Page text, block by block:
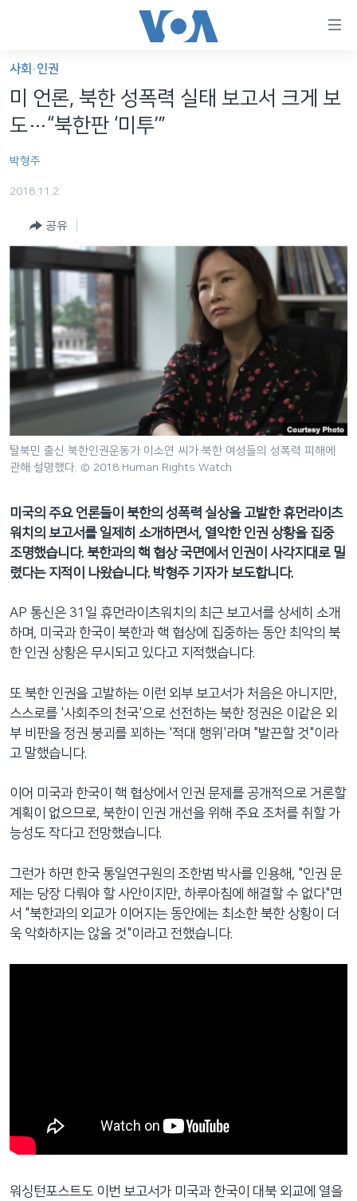
가
능
링
인
츠
로
이
메
인
네
비
션
으
이
동
검
색
로
이
등
라디오
프로그램
주파수 안내
언어 선택
사회·인권
미 언론, 북한 성폭력 실태 보고서 크게 보
도…“북한판 ‘미투’”
박형주
2018.11.2
공유
탈북민 출신 북한인권운동가 이소연 씨가 북한 여성들의 성폭력 피해에
관해 설명했다. © 2018 Human Rights Watch
미국의 주요 언론들이 북한의 성폭력 실상을 고발한 휴먼라이츠
워치의 보고서를 일제히 소개하면서, 열악한 인권 상황을 집중
조명했습니다. 북한과의 핵 협상 국면에서 인권이 사각지대로 밀
렸다는 지적이 나왔습니다. 박형주 기자가 보도합니다.
AP 통신은 31일 휴먼라이츠워치의 최근 보고서를 상세히 소개
하며, 미국과 한국이 북한과 핵 협상에 집중하는 동안 최악의 북
한 인권 상황은 무시되고 있다고 지적했습니다.
또 북한 인권을 고발하는 이런 외부 보고서가 처음은 아니지만,
스스로를 '사회주의 천국'으로 선전하는 북한 정권은 이같은 외
부 비판을 정권 붕괴를 꾀하는 '적대 행위'라며 "발끈할 것"이라
고 말했습니다.
이어 미국과 한국이 핵 협상에서 인권 문제를 공개적으로 거론할
계획이 없으므로, 북한이 인권 개선을 위해 주요 조처를 취할 가
능성도 작다고 전망했습니다.
그런가 하면 한국 통일연구원의 조한범 박사를 인용해, "인권 문
제는 당장 다뤄야 할 사안이지만, 하루아침에 해결할 수 없다"면
서 "북한과의 외교가 이어지는 동안에는 최소한 북한 상황이 더
욱 악화하지는 않을 것"이라고 전했습니다.
워싱턴포스트도 이번 보고서가 미국과 한국이 대북 외교에 열을